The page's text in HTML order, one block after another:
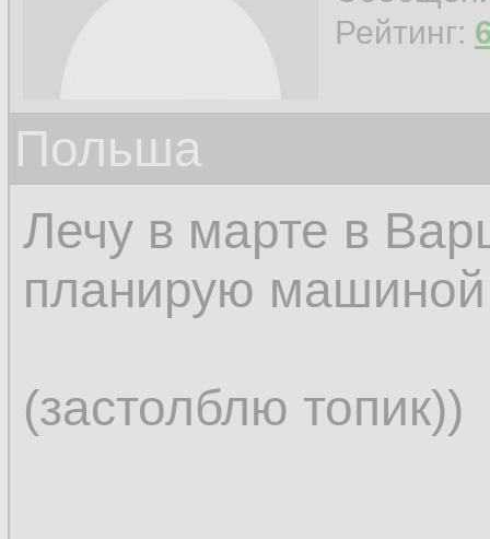
Рейтинг:
Польша
Лечу в марте в
планирую
(застолблю топик))